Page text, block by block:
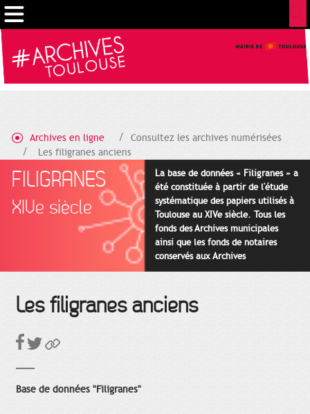
Archives en ligne
Consultez les archives numérisées
Les filigranes anciens
FILIGRANES
XIVe siècle
La base de données « Filigranes » a
été constituée à partir de l'étude
systématique des papiers utilisés à
Toulouse au XIVe siècle. Tous les
fonds des Archives municipales
ainsi que les fonds de notaires
conservés aux Archives
départementales pour cette
Les filigranes anciens
Base de données "Filigranes"
Gestion de vos préférences sur les cookies